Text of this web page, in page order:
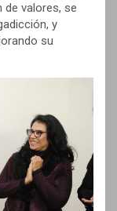
de valores, se
y
su